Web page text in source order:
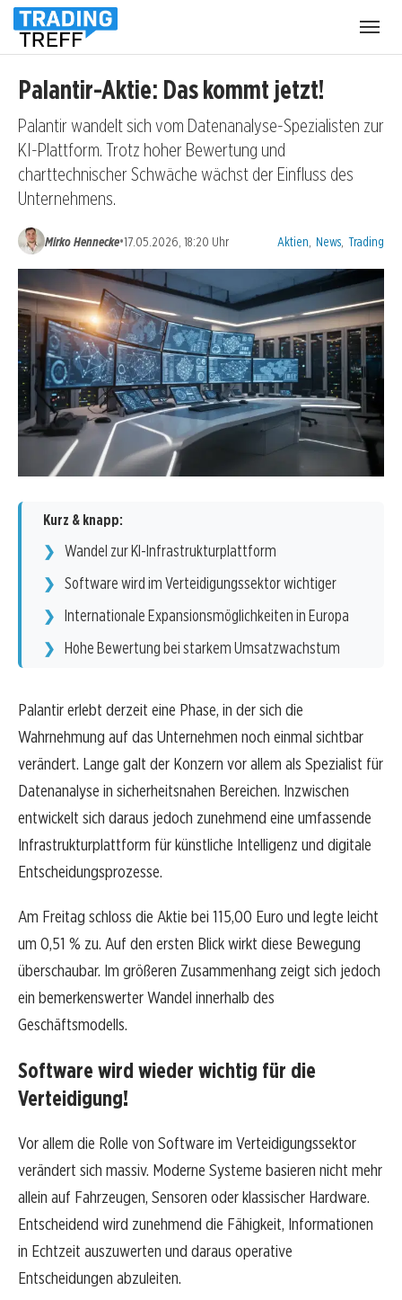
Palantir-Aktie: Das kommt jetzt!
Palantir wandelt sich vom Datenanalyse-Spezialisten zur
KI-Plattform. Trotz hoher Bewertung und
charttechnischer Schwäche wächst der Einfluss des
Unternehmens.
Mirko Hennecke•17.05.2026, 18:20 Uhr Kategorien:
Aktien News Trading
Kurz & knapp:
Wandel zur KI-Infrastrukturplattform
Software wird im Verteidigungssektor wichtiger
Internationale Expansionsmöglichkeiten in Europa
Hohe Bewertung bei starkem Umsatzwachstum
Palantir erlebt derzeit eine Phase, in der sich die
Wahrnehmung auf das Unternehmen noch einmal sichtbar
verändert. Lange galt der Konzern vor allem als Spezialist für
Datenanalyse in sicherheitsnahen Bereichen. Inzwischen
entwickelt sich daraus jedoch zunehmend eine umfassende
Infrastrukturplattform für künstliche Intelligenz und digitale
Entscheidungsprozesse.
Am Freitag schloss die Aktie bei 115,00 Euro und legte leicht
um 0,51 % zu. Auf den ersten Blick wirkt diese Bewegung
überschaubar. Im größeren Zusammenhang zeigt sich jedoch
ein bemerkenswerter Wandel innerhalb des
Geschäftsmodells.
Software wird wieder wichtig für die
Verteidigung!
Vor allem die Rolle von Software im Verteidigungssektor
verändert sich massiv. Moderne Systeme basieren nicht mehr
allein auf Fahrzeugen, Sensoren oder klassischer Hardware.
Entscheidend wird zunehmend die Fähigkeit, Informationen
in Echtzeit auszuwerten und daraus operative
Entscheidungen abzuleiten.